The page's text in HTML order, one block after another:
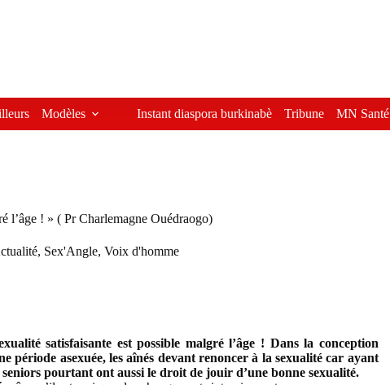
Modèles Instant diaspora burkinabè Tribune MN Santé
l’âge ! » ( Pr Charlemagne Ouédraogo)
, Sex'Angle, Voix d'homme
satisfaisante est possible malgré l’âge ! Dans la conception
période asexuée, les aînés devant renoncer à la sexualité car ayant
pourtant ont aussi le droit de jouir d’une bonne sexualité.